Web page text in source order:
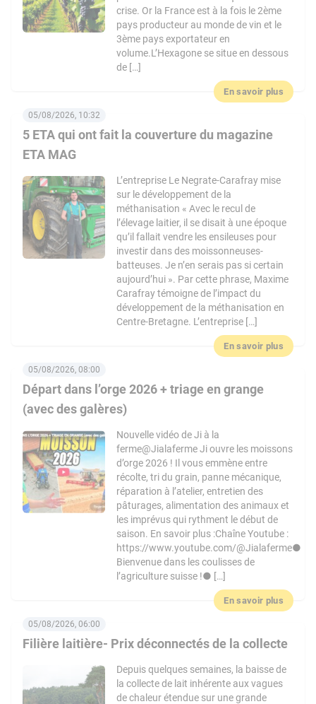
crise. Or la France est à la fois le 2ème
pays producteur au monde de vin et le
3ème pays exportateur en
volume.L’Hexagone se situe en dessous
de […]
En savoir plus
5 ETA qui ont fait la couverture du magazine
ETA MAG
05/08/2026, 10:32
L’entreprise Le Negrate-Carafray mise
sur le développement de la
méthanisation « Avec le recul de
l’élevage laitier, il se disait à une époque
qu’il fallait vendre les ensileuses pour
investir dans des moissonneuses-
batteuses. Je n’en serais pas si certain
aujourd’hui ». Par cette phrase, Maxime
Carafray témoigne de l’impact du
développement de la méthanisation en
Centre-Bretagne. L’entreprise […]
En savoir plus
Départ dans l’orge 2026 + triage en grange
(avec des galères)
05/08/2026, 08:00
Nouvelle vidéo de Ji à la
ferme@Jialaferme Ji ouvre les moissons
d’orge 2026 ! Il vous emmène entre
récolte, tri du grain, panne mécanique,
réparation à l’atelier, entretien des
pâturages, alimentation des animaux et
les imprévus qui rythment le début de
saison. En savoir plus :Chaîne Youtube :
https://www.youtube.com/@Jialaferme●
Bienvenue dans les coulisses de
l’agriculture suisse !● […]
En savoir plus
Filière laitière- Prix déconnectés de la collecte
05/08/2026, 06:00
Depuis quelques semaines, la baisse de
la collecte de lait inhérente aux vagues
de chaleur étendue sur une grande